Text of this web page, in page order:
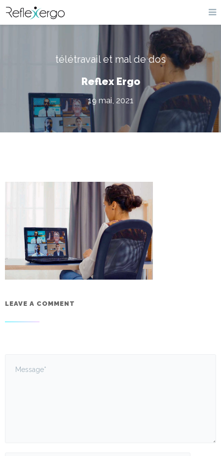
télétravail et mal de dos
Reflex Ergo
19 mai, 2021
LEAVE A COMMENT